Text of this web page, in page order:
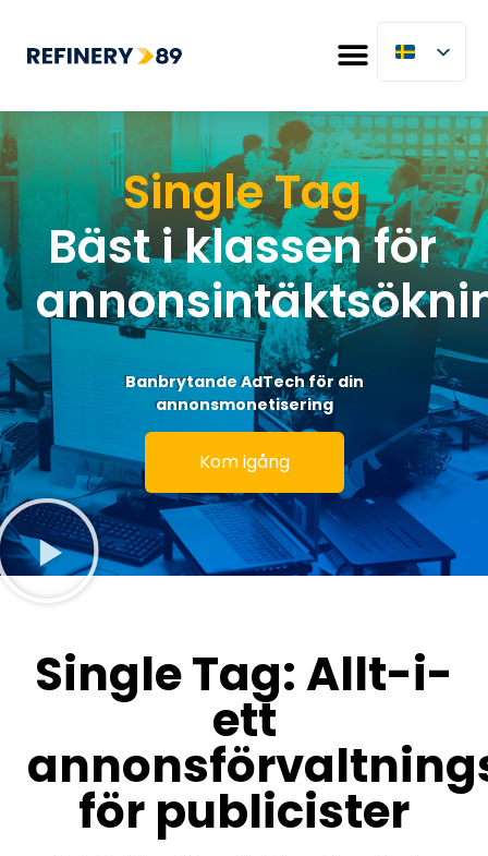
Single Tag
Bäst i klassen för
Banbrytande AdTech för din
annonsmonetisering
Kom igång
Single Tag: Allt-i-
ett
för publicister